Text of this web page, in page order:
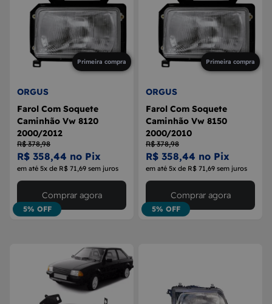
Primeira compra
ORGUS
Farol Com Soquete
Caminhão Vw 8120
2000/2012
R$ 378,98
R$ 358,44 no Pix
em até 5x de R$ 71,69 sem juros
5% OFF
Comprar agora
Primeira compra
ORGUS
Farol Com Soquete
Caminhão Vw 8150
2000/2010
R$ 378,98
R$ 358,44 no Pix
em até 5x de R$ 71,69 sem juros
5% OFF
Comprar agora